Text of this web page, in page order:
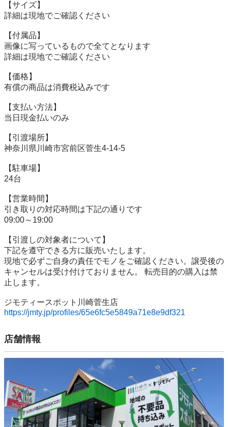
【サイズ】
詳細は現地でご確認ください
【付属品】
画像に写っているもので全てとなります
詳細は現地でご確認ください
【価格】
有償の商品は消費税込みです
【⽀払い⽅法】
当⽇現⾦払いのみ
【引渡場所】
神奈川県川崎市宮前区菅生4-14-5
【駐⾞場】
24台
【営業時間】
引き取りの対応時間は下記の通りです
09:00～19:00
【引渡しの対象者について】
下記を遵守できる⽅に販売いたします。
現地で必ずご⾃⾝の責任でモノをご確認ください。譲受後の
キャンセルは受け付けておりません。 転売⽬的の購⼊は禁
⽌します。
https://jmty.jp/profiles/65e6fc5e5849a71e8e9df321
店舗情報